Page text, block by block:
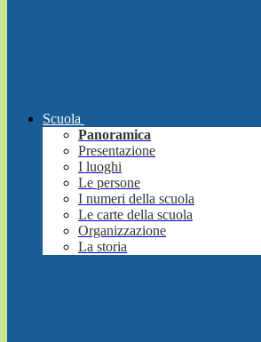
Scuola
Panoramica
Presentazione
I luoghi
Le persone
I numeri della scuola
Le carte della scuola
Organizzazione
La storia